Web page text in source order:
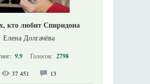
кто любит Спиридона
Елена Долгачёва
9.9 Голосов: 2798
37 451 13